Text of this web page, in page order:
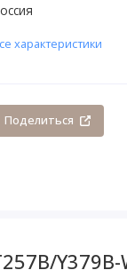
характеристики
Поделиться